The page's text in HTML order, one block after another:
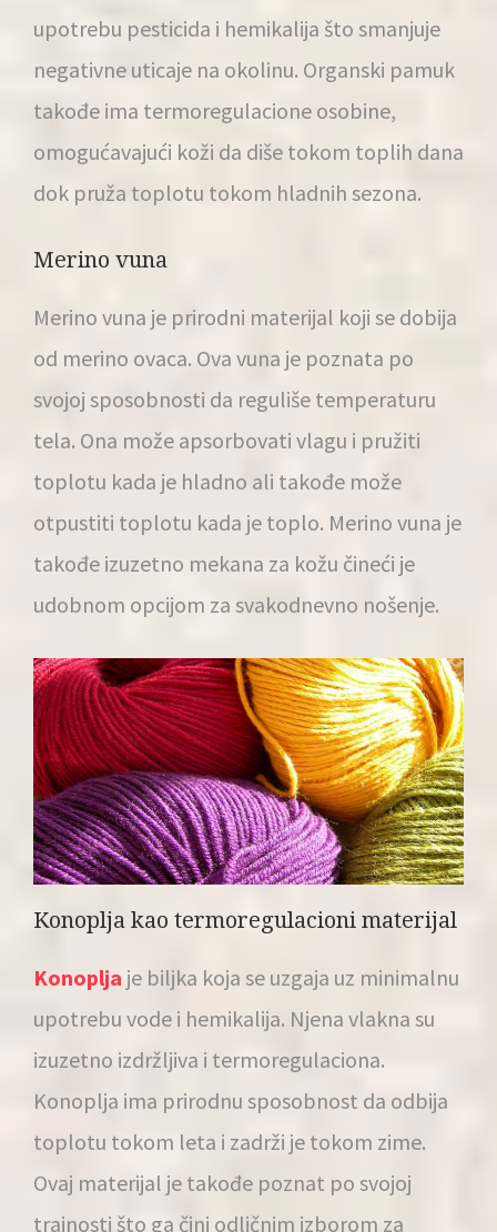
upotrebu pesticida i hemikalija što smanjuje
negativne uticaje na okolinu. Organski pamuk
takođe ima termoregulacione osobine,
omogućavajući koži da diše tokom toplih dana
dok pruža toplotu tokom hladnih sezona.
Merino vuna
Merino vuna je prirodni materijal koji se dobija
od merino ovaca. Ova vuna je poznata po
svojoj sposobnosti da reguliše temperaturu
tela. Ona može apsorbovati vlagu i pružiti
toplotu kada je hladno ali takođe može
otpustiti toplotu kada je toplo. Merino vuna je
takođe izuzetno mekana za kožu čineći je
udobnom opcijom za svakodnevno nošenje.
Konoplja kao termoregulacioni materijal
Konoplja je biljka koja se uzgaja uz minimalnu
upotrebu vode i hemikalija. Njena vlakna su
izuzetno izdržljiva i termoregulaciona.
Konoplja ima prirodnu sposobnost da odbija
toplotu tokom leta i zadrži je tokom zime.
Ovaj materijal je takođe poznat po svojoj
trajnosti što ga čini odličnim izborom za